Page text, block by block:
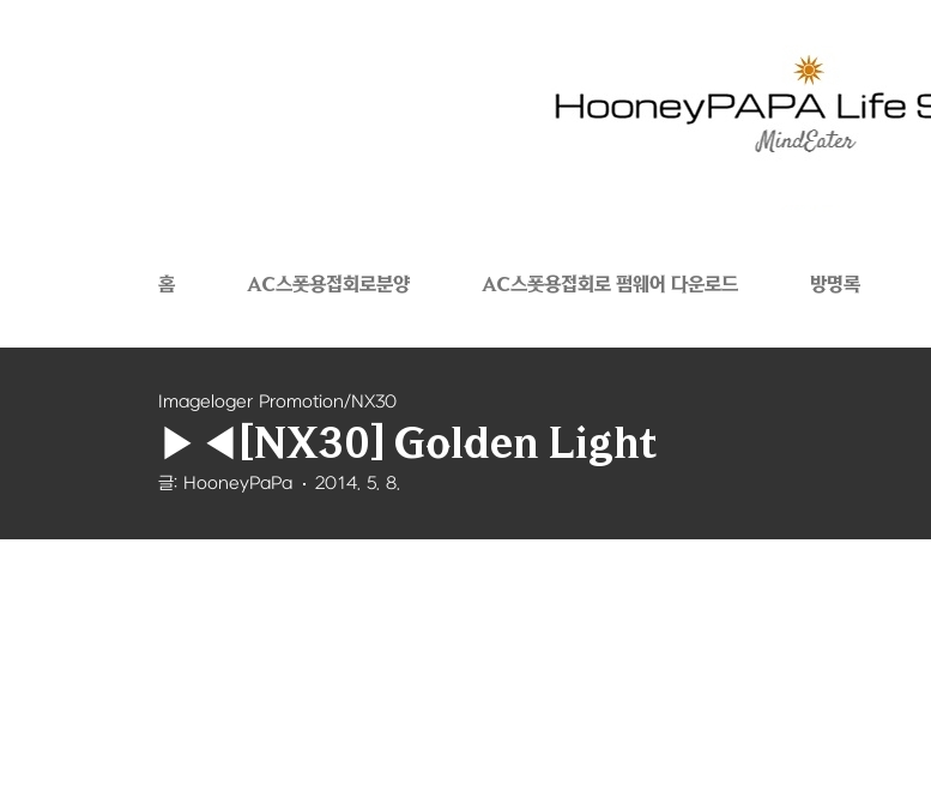
홈 AC스폿용접회로분양 AC스폿용접회로 펌웨어 다운로드 방명록
Imageloger Promotion/NX30
▶◀[NX30] Golden Light
글: HooneyPaPa 2014. 5. 8.